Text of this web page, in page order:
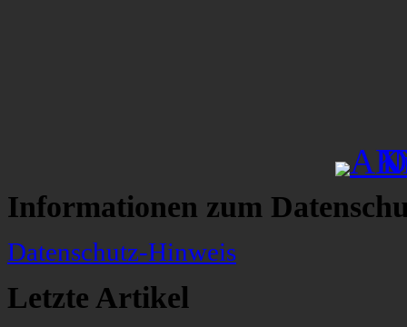
Informationen zum
Datenschutz-Hinweis
Letzte Artikel